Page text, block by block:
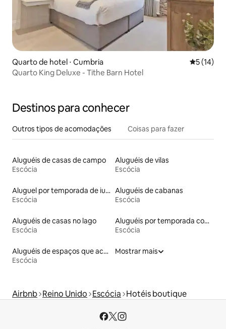
Quarto de hotel ⋅ Cumbria 5 de uma
5 (14)
Quarto King Deluxe - Tithe Barn Hotel
Destinos para conhecer
Outros tipos de acomodações Coisas para fazer
Aluguéis de casas de campo
Escócia
Aluguéis de vilas
Escócia
Aluguel por temporada de iurtas
Escócia
Aluguéis de cabanas
Escócia
Aluguéis de casas no lago
Escócia
Aluguéis por temporada com café da manhã
Escócia
Aluguéis de espaços que aceitam animais de estimação
Escócia
Mostrar mais
Airbnb Reino Unido Escócia Hotéis boutique